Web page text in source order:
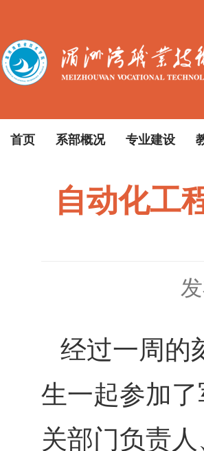
首页 系部概况 专业建设
自动化工
经过一周的
生一起参加
关部门负责